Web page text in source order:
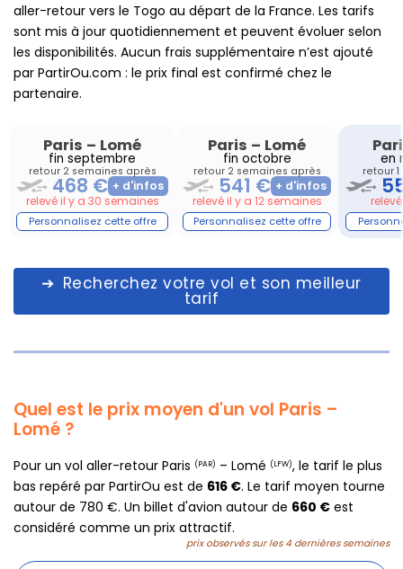
aller-retour vers le Togo au départ de la France. Les tarifs
sont mis à jour quotidiennement et peuvent évoluer selon
les disponibilités. Aucun frais supplémentaire n’est ajouté
par PartirOu.com : le prix final est confirmé chez le
partenaire.
Paris – Lomé
fin septembre
retour 2 semaines après
468 €
relevé il y a 30 semaines
Paris – Lomé
fin octobre
retour 2 semaines après
541 €
relevé il y a 12 semaines
en
retour
Recherchez votre vol et son meilleur
tarif
Quel est le prix moyen d'un vol Paris –
Lomé ?
Pour un vol aller-retour Paris (PAR) – Lomé (LFW), le tarif le plus
bas repéré par PartirOu est de 616 €. Le tarif moyen tourne
autour de 780 €. Un billet d'avion autour de 660 € est
considéré comme un prix attractif.
prix observés sur les 4 dernières semaines